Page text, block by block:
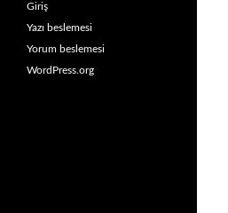
Giriş
Yazı beslemesi
Yorum beslemesi
WordPress.org